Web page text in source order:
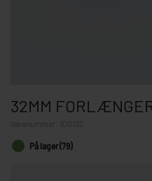
32MM
100132
På lager (79)